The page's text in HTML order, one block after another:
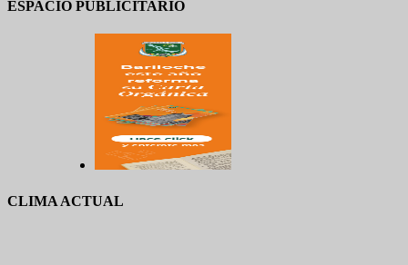
ESPACIO PUBLICITARIO
CLIMA ACTUAL